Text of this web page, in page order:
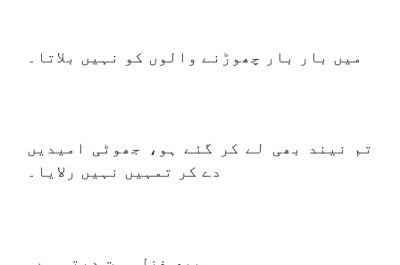
میں بار بار چھوڑنے والوں کو نہیں بلاتا۔
تم نیند بھی لے کر گئے ہو، جھوٹی امیدیں
دے کر تمہیں نہیں رلایا۔